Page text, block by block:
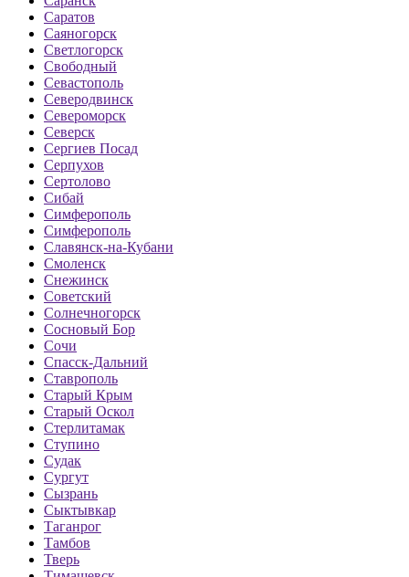
Саратов
Саяногорск
Светлогорск
Свободный
Севастополь
Северодвинск
Североморск
Северск
Сергиев Посад
Серпухов
Сертолово
Сибай
Симферополь
Симферополь
Славянск-на-Кубани
Смоленск
Снежинск
Советский
Солнечногорск
Сосновый Бор
Сочи
Спасск-Дальний
Ставрополь
Старый Крым
Старый Оскол
Стерлитамак
Ступино
Судак
Сургут
Сызрань
Сыктывкар
Таганрог
Тамбов
Тверь